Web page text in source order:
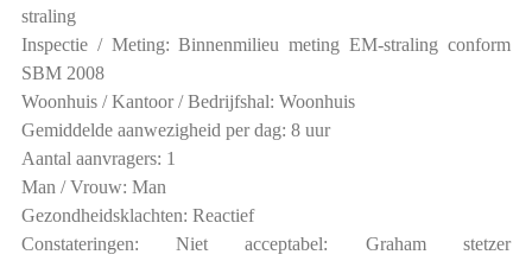
straling
Inspectie / Meting: Binnenmilieu meting EM-straling conform
SBM 2008
Woonhuis / Kantoor / Bedrijfshal: Woonhuis
Gemiddelde aanwezigheid per dag: 8 uur
Aantal aanvragers: 1
Man / Vrouw: Man
Gezondheidsklachten: Reactief
Constateringen: Niet acceptabel: Graham stetzer